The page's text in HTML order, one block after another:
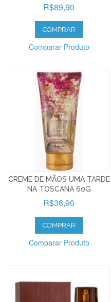
R$89,90
COMPRAR
Comparar Produto
CREME DE MÃOS UMA TARDE
NA TOSCANA 60G
R$36,90
COMPRAR
Comparar Produto